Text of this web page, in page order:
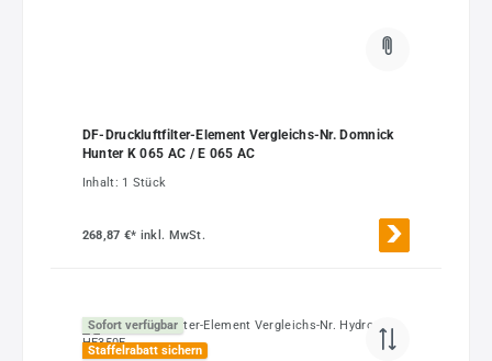
DF-Druckluftfilter-Element Vergleichs-Nr. Domnick
Hunter K 065 AC / E 065 AC
Inhalt: 1 Stück
268,87 €* inkl. MwSt.
Sofort verfügbar
Staffelrabatt sichern